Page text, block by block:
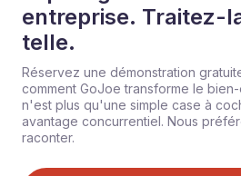
entreprise. Traitez-
telle.
Réservez une démonstration
comment GoJoe transforme le
n'est plus qu'une simple case à
avantage concurrentiel. Nous
raconter.